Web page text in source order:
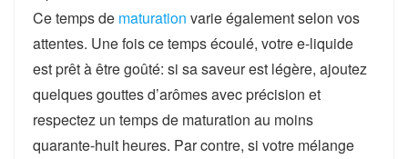
Ce temps de maturation varie également selon vos
attentes. Une fois ce temps écoulé, votre e-liquide
est prêt à être goûté: si sa saveur est légère, ajoutez
quelques gouttes d’arômes avec précision et
respectez un temps de maturation au moins
quarante-huit heures. Par contre, si votre mélange